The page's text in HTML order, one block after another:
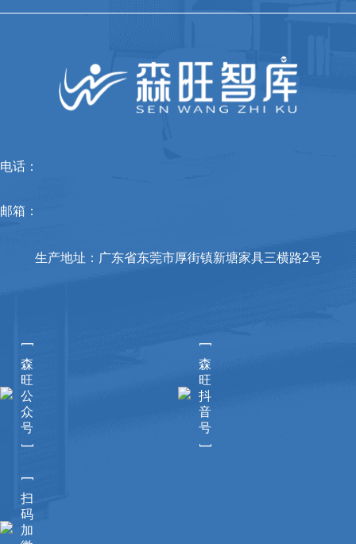
电话：
邮箱：
生产地址：广东省东莞市厚街镇新塘家具三横路2号
[
森
旺
公
众
号
]
[
森
旺
抖
音
号
]
[
扫
码
加